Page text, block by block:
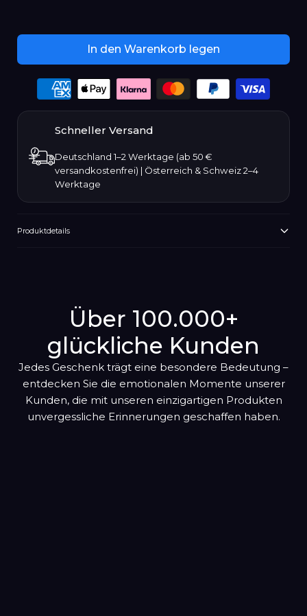
Februar
März
April
Juni
Oktober
November
Dezember
In den Warenkorb legen
Payment
options
Schneller Versand
Deutschland 1–2 Werktage (ab 50 €
versandkostenfrei) | Österreich & Schweiz 2–4
Werktage
Produktdetails
Warenkorb
hinzugefügtÜber 100.000+
glückliche Kunden
Jedes Geschenk trägt eine besondere Bedeutung –
entdecken Sie die emotionalen Momente unserer
Kunden, die mit unseren einzigartigen Produkten
unvergessliche Erinnerungen geschaffen haben.